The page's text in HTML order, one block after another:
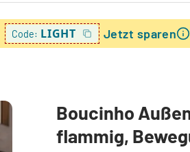
Code: LIGHT Jetzt sparen
Boucinho
flammig,